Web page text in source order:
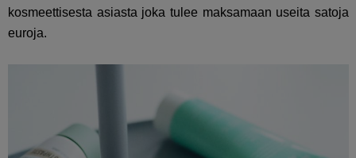
kosmeettisesta asiasta joka tulee maksamaan useita satoja
euroja.